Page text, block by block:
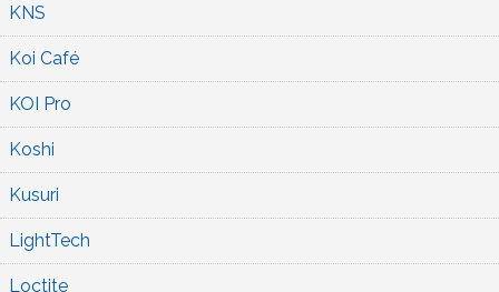
KNS
Koi Café
KOI Pro
Koshi
Kusuri
LightTech
Loctite